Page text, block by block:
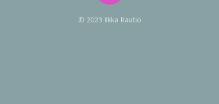
© 2023 Ilkka Rautio